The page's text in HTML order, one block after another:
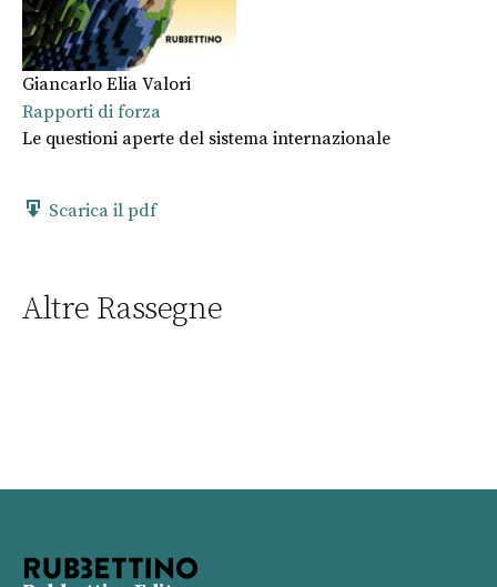
Giancarlo Elia Valori
Rapporti di forza
Le questioni aperte del sistema internazionale
Scarica il pdf
Altre Rassegne